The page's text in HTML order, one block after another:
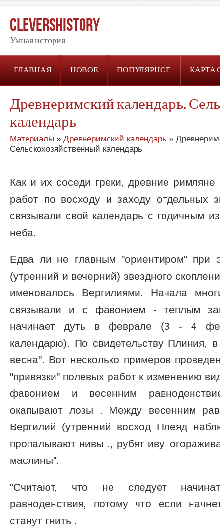
CleversHistory
Умная история
ГЛАВНАЯ НОВОЕ ПОПУЛЯРНОЕ КАРТА
Древнеримский календарь.
календарь
Материалы » Древнеримский календарь »
Сельскохозяйственный календарь
Как и их соседи греки, древние
работ по восходу и заходу отдельных
связывали свой календарь с годичным
неба.
Едва ли не главным "ориентиром" при
(утренний и вечерний) звездного
именовалось Вергилиями. Начала
связывали и с фавонием - теплым
начинает дуть в феврале (3 - 4
календарю). По свидетельству Плиния,
весна". Вот несколько примеров
"привязки" полевых работ к изменению
фавонием и весенним
окапывают лозы . Между весенним
Вергилий (утренний восход Плеяд
пропалывают нивы ., рубят иву,
маслины".
"Считают, что не следует
равноденствия, потому что если
станут гнить .